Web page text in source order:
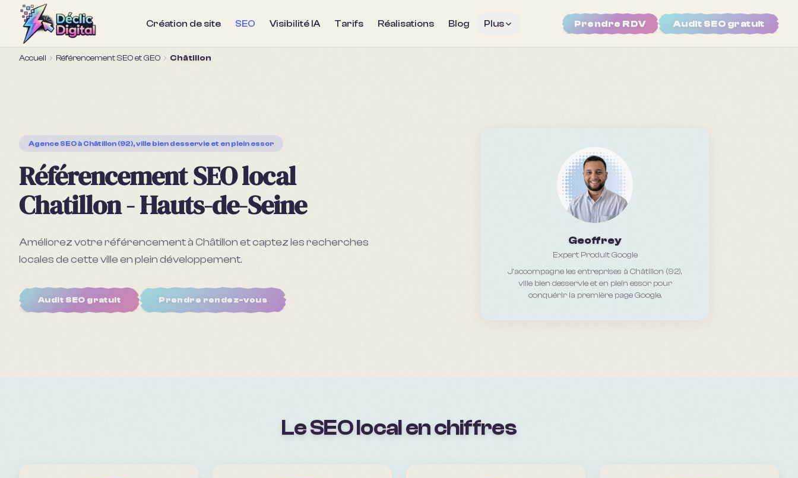
Création de site SEO Visibilité IA Tarifs Réalisations Blog Plus Prendre RDV Audit SEO gratuit
Accueil Référencement SEO et GEO Châtillon
Agence SEOà Châtillon (92), ville bien desservie et en plein essor
Référencement SEO local
Chatillon - Hauts-de-Seine
Améliorez votre référencement à Châtillon et captez les recherches
locales de cette ville en plein développement.
Audit SEO gratuit Prendre rendez-vous
Geoffrey
Expert Produit Google
J'accompagne les entreprises à Châtillon (92),
ville bien desservie et en plein essorpour
conquérir la première page Google.
Le SEO local en chiffres